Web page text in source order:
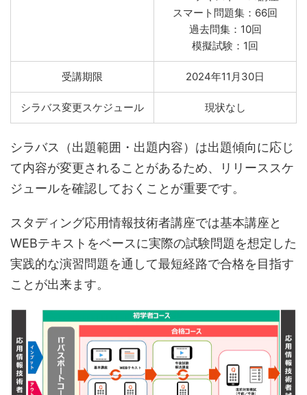
スマート問題集：66回
過去問集：10回
模擬試験：1回
受講期限 2024年11月30日
シラバス変更スケジュール 現状なし
シラバス（出題範囲・出題内容）は出題傾向に応じ
て内容が変更されることがあるため、リリーススケ
ジュールを確認しておくことが重要です。
スタディング応用情報技術者講座では基本講座と
WEBテキストをベースに実際の試験問題を想定した
実践的な演習問題を通して最短経路で合格を目指す
ことが出来ます。